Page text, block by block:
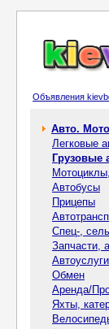
Объявления
Авто.
Легковые
Грузовые
Автобусы
Прицепы
Спец-,
Запчасти,
Автоуслуги
Обмен
Аренда/
Яхты,